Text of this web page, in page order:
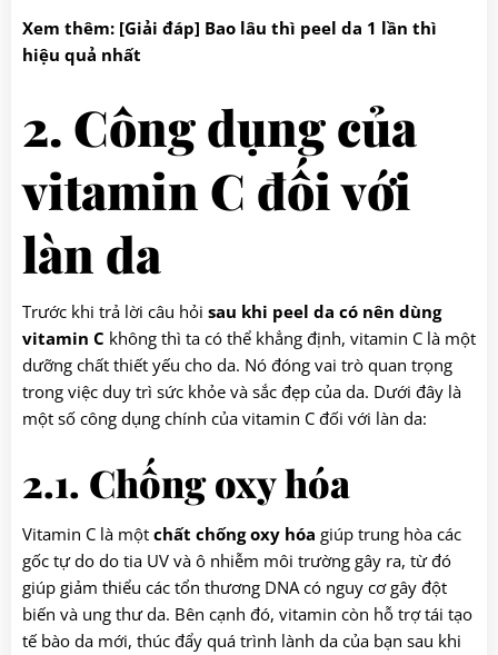
Xem thêm: [Giải đáp] Bao lâu thì peel da 1 lần thì
hiệu quả nhất
2. Công dụng của
vitamin C đối với
làn da
Trước khi trả lời câu hỏi sau khi peel da có nên dùng
vitamin C không thì ta có thể khẳng định, vitamin C là một
dưỡng chất thiết yếu cho da. Nó đóng vai trò quan trọng
trong việc duy trì sức khỏe và sắc đẹp của da. Dưới đây là
một số công dụng chính của vitamin C đối với làn da:
2.1. Chống oxy hóa
Vitamin C là một chất chống oxy hóa giúp trung hòa các
gốc tự do do tia UV và ô nhiễm môi trường gây ra, từ đó
giúp giảm thiểu các tổn thương DNA có nguy cơ gây đột
biến và ung thư da. Bên cạnh đó, vitamin còn hỗ trợ tái tạo
tế bào da mới, thúc đẩy quá trình lành da của bạn sau khi